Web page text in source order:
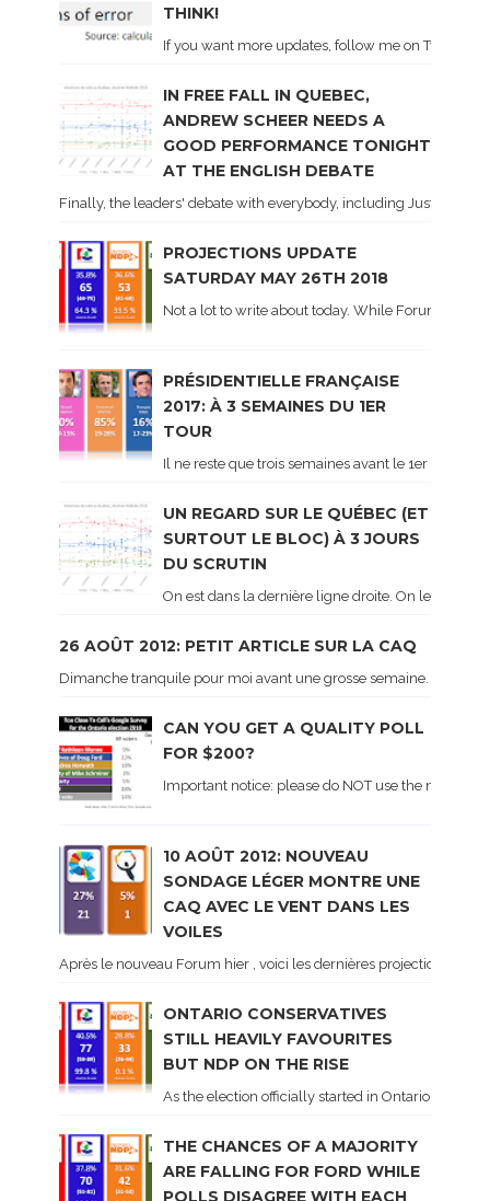
THINK!
If you want more updates, follow me on Twitter .
IN FREE FALL IN QUEBEC,
ANDREW SCHEER NEEDS A
GOOD PERFORMANCE TONIGHT
AT THE ENGLISH DEBATE
Finally, the leaders' debate with everybody, including Justin
PROJECTIONS UPDATE
SATURDAY MAY 26TH 2018
Not a lot to write about today. While Forum did
PRÉSIDENTIELLE FRANÇAISE
2017: À 3 SEMAINES DU 1ER
TOUR
Il ne reste que trois semaines avant le 1er tour de
UN REGARD SUR LE QUÉBEC (ET
SURTOUT LE BLOC) À 3 JOURS
DU SCRUTIN
On est dans la dernière ligne droite. On le sait
26 AOÛT 2012: PETIT ARTICLE SUR LA CAQ
Dimanche tranquile pour moi avant une grosse semaine. Voici
CAN YOU GET A QUALITY POLL
FOR $200?
Important notice: please do NOT use the
10 AOÛT 2012: NOUVEAU
SONDAGE LÉGER MONTRE UNE
CAQ AVEC LE VENT DANS LES
VOILES
Après le nouveau Forum hier , voici les dernières projections
ONTARIO CONSERVATIVES
STILL HEAVILY FAVOURITES
BUT NDP ON THE RISE
As the election officially started in Ontario, some
THE CHANCES OF A MAJORITY
ARE FALLING FOR FORD WHILE
POLLS DISAGREE WITH EACH